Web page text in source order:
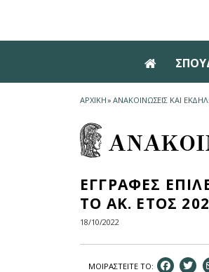
ΑΡΧΙΚΗ» ΑΝΑΚΟΙΝΩΣΕΙΣ ΚΑΙ
ΕΓΓΡΑΦΕΣ
ΤΟ ΑΚ. ΕΤΟΣ
18/10/2022
ΜΟΙΡΑΣΤEIΤΕ ΤΟ: